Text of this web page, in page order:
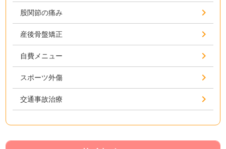
股関節の痛み
産後骨盤矯正
自費メニュー
スポーツ外傷
交通事故治療